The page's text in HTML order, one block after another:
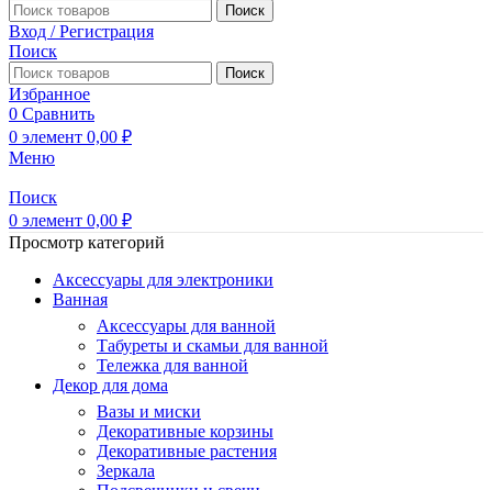
Поиск
Вход / Регистрация
Поиск
Поиск
Избранное
0 Сравнить
0 элемент 0,00 ₽
Меню
Поиск
0 элемент 0,00 ₽
Просмотр категорий
Аксессуары для электроники
Ванная
Аксессуары для ванной
Табуреты и скамьи для ванной
Тележка для ванной
Декор для дома
Вазы и миски
Декоративные корзины
Декоративные растения
Зеркала